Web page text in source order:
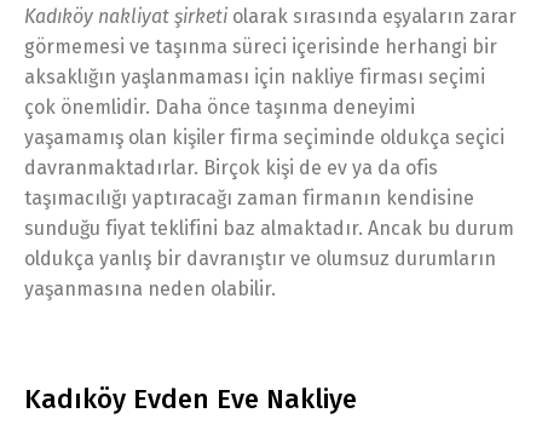
Kadıköy nakliyat şirketiolarak sırasında eşyaların zarar
görmemesi ve taşınma süreci içerisinde herhangi bir
aksaklığın yaşlanmaması için nakliye firması seçimi
çok önemlidir. Daha önce taşınma deneyimi
yaşamamış olan kişiler firma seçiminde oldukça seçici
davranmaktadırlar. Birçok kişi de ev ya da ofis
taşımacılığı yaptıracağı zaman firmanın kendisine
sunduğu fiyat teklifini baz almaktadır. Ancak bu durum
oldukça yanlış bir davranıştır ve olumsuz durumların
yaşanmasına neden olabilir.
Kadıköy Evden Eve Nakliye